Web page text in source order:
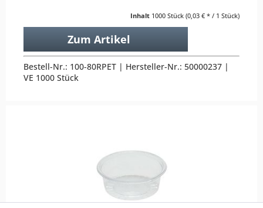
Inhalt 1000 Stück (0,03 € * / 1 Stück)
Zum Artikel
Bestell-Nr.: 100-80RPET | Hersteller-Nr.: 50000237 |
VE 1000 Stück